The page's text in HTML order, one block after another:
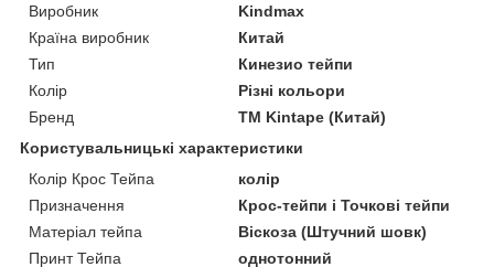
Виробник
Kindmax
Країна виробник
Китай
Тип
Кинезио тейпи
Колір
Різні кольори
Бренд
TM Kintape (Китай)
Користувальницькі характеристики
Колір Крос Тейпа
колір
Призначення
Крос-тейпи і Точкові тейпи
Матеріал тейпа
Віскоза (Штучний шовк)
Принт Тейпа
однотонний